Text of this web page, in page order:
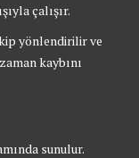
çalışır.
yönlendirilir ve
kaybını
sunulur.